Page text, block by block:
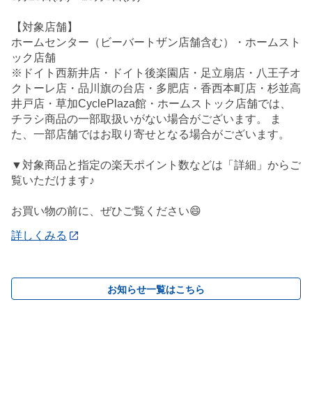
【対象店舗】
ホームセンター（ビーバートザン店舗含む）・ホームスト
ック店舗
※ドイト西新井店・ドイト後楽園店・足立扇店・八王子オ
クトーレ店・品川旗の台店・多肥店・香西本町店・杉並高
井戸店・草加CyclePlaza館・ホームストック店舗では、
チラシ商品の一部取扱いがない場合がございます。 ま
た、一部店舗ではお取り寄せとなる場合がございます。
▼対象商品と指定の楽天ポイント数などは「詳細」からご
覧いただけます♪
お買い物の前に、ぜひご覧ください😄
詳しくみる
お知らせ一覧はこちら